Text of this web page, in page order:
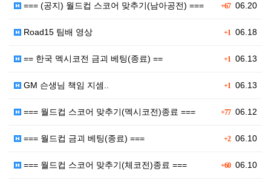
+6706.20
=== (공지) 월드컵 스코어 맞추기(남아공전) ===
+1 06.18
Road15 팀배 영상
+1 06.13
== 한국 멕시코전 금괴 베팅(종료) ==
+1 06.13
GM 슨생님 책임 지셈..
+7706.12
=== 월드컵 스코어 맞추기(멕시코전)종료 ===
+206.10
=== 월드컵 금괴 베팅(종료) ===
+6006.10
=== 월드컵 스코어 맞추기(체코전)종료 ===